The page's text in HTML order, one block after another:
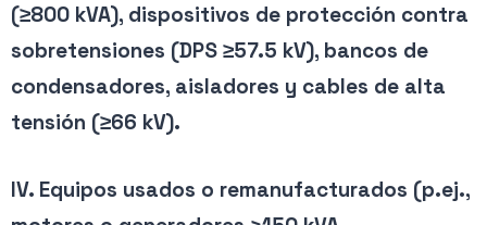
(≥800 kVA), dispositivos de protección contra
sobretensiones (DPS ≥57.5 kV), bancos de
condensadores, aisladores y cables de alta
tensión (≥66 kV).
IV. Equipos usados o remanufacturados (p.ej.,